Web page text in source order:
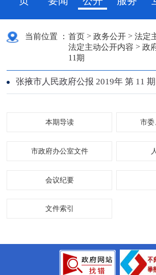
当前位置 ： 首页 >政务公开 >法定
法定主动公开内容 >政
11期
张掖市人民政府公报 2019年 第 11 期
本期导读 市
市政府办公室文件
会议纪要
文件索引